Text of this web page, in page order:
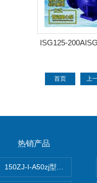
ISG125-
首页 上
热销产品
150ZJ-I-A50zj型花季传媒